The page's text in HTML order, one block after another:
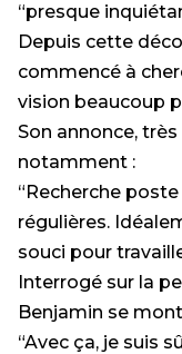
“presque
Depuis cette
commencé à
vision beaucoup
Son annonce,
notamment :
“Recherche
régulières.
souci pour
Interrogé sur la
Benjamin se
“Avec ça, je suis